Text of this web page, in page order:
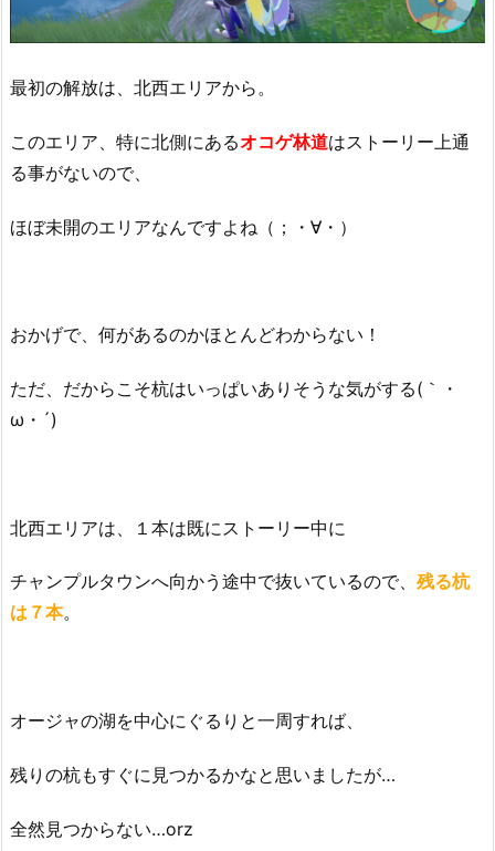
最初の解放は、北西エリアから。
このエリア、特に北側にあるオコゲ林道はストーリー上通
る事がないので、
ほぼ未開のエリアなんですよね（；・∀・）
おかげで、何があるのかほとんどわからない！
ただ、だからこそ杭はいっぱいありそうな気がする(｀・
ω・´)
北西エリアは、１本は既にストーリー中に
チャンプルタウンへ向かう途中で抜いているので、 残る杭
は７本。
オージャの湖を中心にぐるりと一周すれば、
残りの杭もすぐに見つかるかなと思いましたが…
全然見つからない…orz